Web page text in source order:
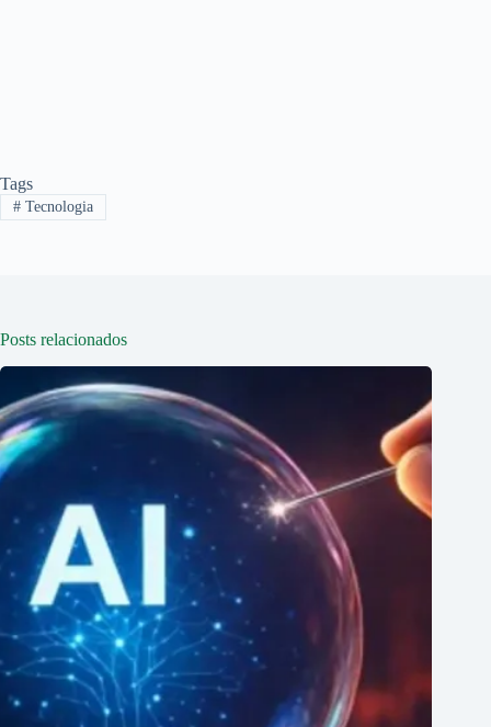
Tags
#Tecnologia
Posts relacionados